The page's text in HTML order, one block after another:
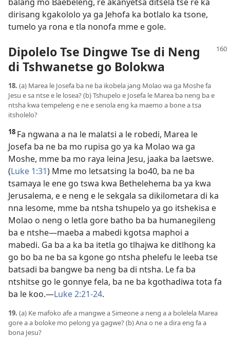
dirisang kgakololo ya ga Jehofa ka botlalo ka tsone,
tumelo ya rona e tla nonofa mme e gole.
Dipolelo Tse Dingwe Tse di Neng
di Tshwanetse go Bolokwa
18. (a) Marea le Josefa ba ne ba ikobela jang Molao wa ga Moshe fa
Jesu e sa ntse e le losea? (b) Tshupelo e Josefa le Marea ba neng ba e
ntsha kwa tempeleng e ne e senola eng ka maemo a bone a tsa
itsholelo?
18 Fa ngwana a na le malatsi a le robedi, Marea le
Josefa ba ne ba mo rupisa go ya ka Molao wa ga
Moshe, mme ba mo raya leina Jesu, jaaka ba laetswe.
(Luke 1:31) Mme mo letsatsing la bo40, ba ne ba
tsamaya le ene go tswa kwa Bethelehema ba ya kwa
Jerusalema, e e neng e le sekgala sa dikilometara di ka
nna lesome, mme ba ntsha tshupelo ya go itshekisa e
Molao o neng o letla gore batho ba ba humanegileng
ba e ntshe—maeba a mabedi kgotsa maphoi a
mabedi. Ga ba a ka ba itetla go tlhajwa ke ditlhong ka
go bo ba ne ba sa kgone go ntsha phelefu le leeba tse
batsadi ba bangwe ba neng ba di ntsha. Le fa ba
ntshitse go le gonnye fela, ba ne ba kgothadiwa tota fa
ba le koo.—Luke 2:21-24.
19. (a) Ke mafoko afe a mangwe a Simeone a neng a a bolelela Marea
gore a a boloke mo pelong ya gagwe? (b) Ana o ne a dira eng fa a
bona Jesu?